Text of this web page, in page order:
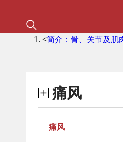
<简介：骨、关节及肌
痛风
痛风